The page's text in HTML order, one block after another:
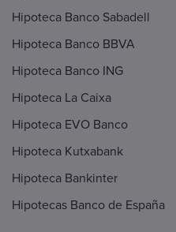
Hipoteca Banco Sabadell
Hipoteca Banco BBVA
Hipoteca Banco ING
Hipoteca La Caixa
Hipoteca EVO Banco
Hipoteca Kutxabank
Hipoteca Bankinter
Hipotecas Banco de España